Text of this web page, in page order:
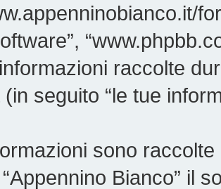
raccolte
seguito “le tue
sono
Bianco” il